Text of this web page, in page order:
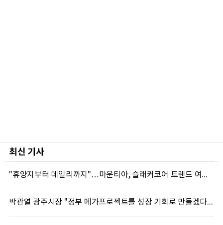
최신 기사
"휴양지부터 데일리까지"…마운티아, 슬래커코어 트렌드 여름 신제품 선봬
박관열 광주시장 "정부 메가프로젝트를 성장 기회로 만들겠다"…첫 시정토론회 개최